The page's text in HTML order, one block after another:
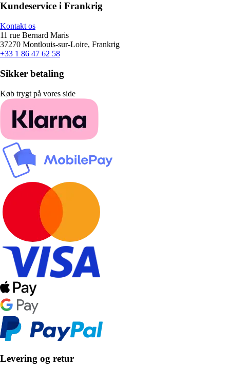
Kundeservice i Frankrig
Kontakt os
11 rue Bernard Maris
37270 Montlouis-sur-Loire, Frankrig
+33 1 86 47 62 58
Sikker betaling
Køb trygt på vores side
Levering og retur